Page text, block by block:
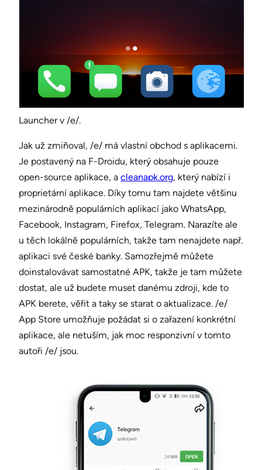
Launcher v /e/.
Jak už zmiňoval, /e/ má vlastní obchod s aplikacemi.
Je postavený na F-Droidu, který obsahuje pouze
open-source aplikace, a cleanapk.org, který nabízí i
proprietární aplikace. Díky tomu tam najdete většinu
mezinárodně populárních aplikací jako WhatsApp,
Facebook, Instagram, Firefox, Telegram. Narazíte ale
u těch lokálně populárních, takže tam nenajdete např.
aplikaci své české banky. Samozřejmě můžete
doinstalovávat samostatné APK, takže je tam můžete
dostat, ale už budete muset danému zdroji, kde to
APK berete, věřit a taky se starat o aktualizace. /e/
App Store umožňuje požádat si o zařazení konkrétní
aplikace, ale netuším, jak moc responzivní v tomto
autoři /e/ jsou.